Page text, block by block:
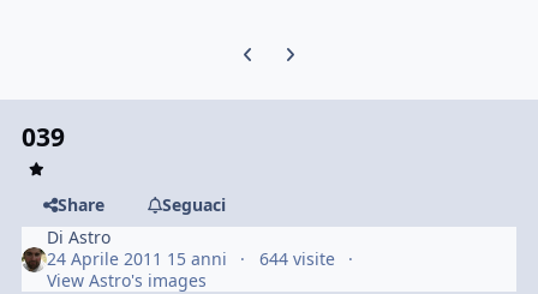
Previous carousel slide
Next carousel slide
039
Share
Seguaci
DiAstro
24 Aprile 2011 15 anni
644 visite
View Astro's images